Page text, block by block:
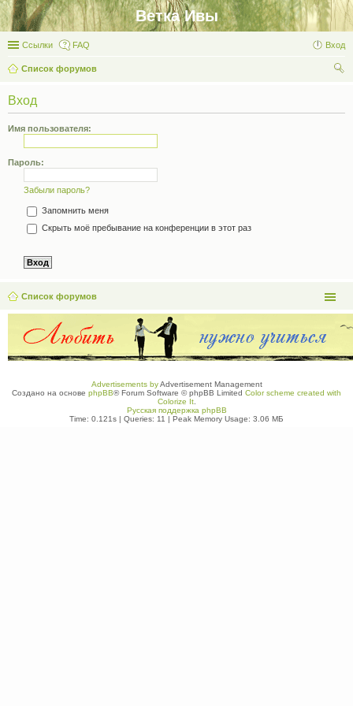
Ветка Ивы
Ссылки FAQ Вход
Список форумов
Вход
Имя пользователя:
Пароль:
Забыли пароль?
Запомнить меня
Скрыть моё пребывание на конференции в этот раз
Список форумов
Advertisements byAdvertisement Management
Создано на основе phpBB® Forum Software © phpBB Limited Color scheme created with
Colorize It.
Русская поддержка phpBB
Time: 0.121s | Queries: 11 | Peak Memory Usage: 3.06 МБ